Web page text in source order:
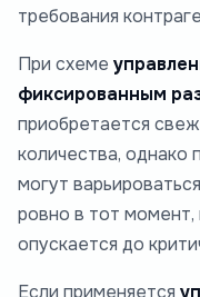
требования
При схеме
фиксированным
приобретается
количества, однако
могут
ровно в тот момент,
опускается до